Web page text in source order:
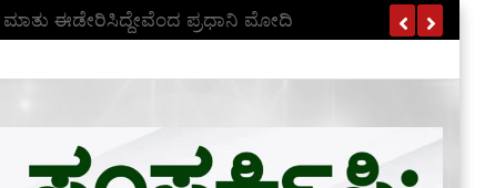
ಮಾತು ಈಡೇರಿಸಿದ್ದೇವೆಂದ ಪ್ರಧಾನಿ ಮೋದಿ